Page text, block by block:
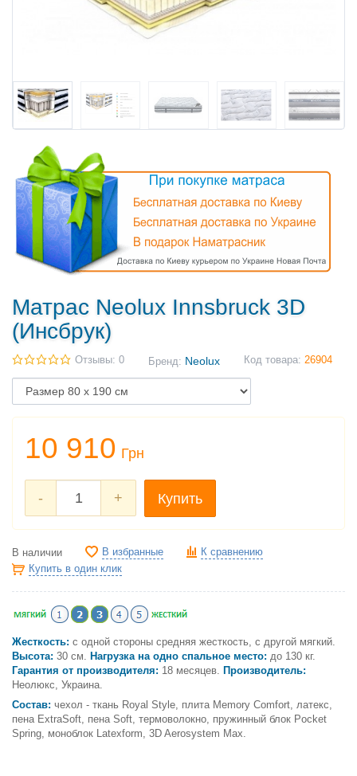
Матрас Neolux Innsbruck 3D
(Инсбрук)
Отзывы: 0 Бренд: Neolux Код товара: 26904
10 910 Грн
- + Купить
В наличии В избранные
К сравнению
Купить в один клик
Жесткость: с одной стороны средняя жесткость, с другой мягкий.
Высота: 30 см. Нагрузка на одно спальное место: до 130 кг.
Гарантия от производителя: 18 месяцев.
Производитель:
Неолюкс, Украина.
Состав: чехол - ткань Royal Style, плита Memory Comfort, латекс,
пена ExtraSoft, пена Soft, термоволокно, пружинный блок Pocket
Spring, моноблок Latexform, 3D Aerosystem Max.